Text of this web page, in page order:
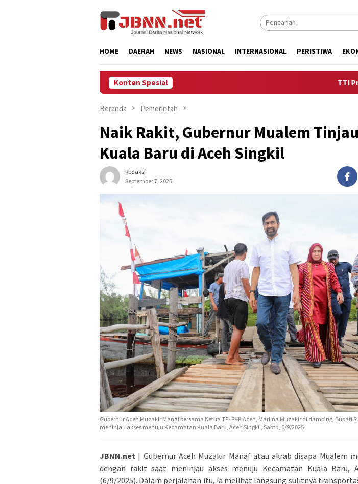
HOME DAERAH NEWS NASIONAL INTERNASIONAL PERISTIWA
Konten Spesial TTI Protes, Kadis
Beranda Pemerintah
Naik Rakit, Gubernur Mualem
Kuala Baru di Aceh Singkil
Redaksi
September 7, 2025
Gubernur Aceh Muzakir Manaf bersama Ketua TP- PKK Aceh, Marlina Muzakir di dampingi Bupati
meninjau akses menuju Kecamatan Kuala Baru, Aceh Singkil, Sabtu, 6/9/2025
JBNN.net | Gubernur Aceh Muzakir Manaf atau akrab disapa Mualem
dengan rakit saat meninjau akses menuju Kecamatan Kuala Baru,
(6/9/2025). Dalam perjalanan itu, ia melihat langsung sulitnya